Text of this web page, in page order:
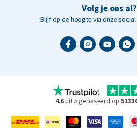
Volg je ons al?
Blijf op de hoogte via onze social
4.6uit 5 gebaseerd op